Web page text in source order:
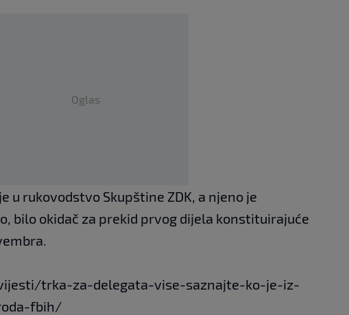
Oglas
u rukovodstvo Skupštine ZDK, a njeno je
bilo okidač za prekid prvog dijela konstituirajuće
trka-za-delegata-vise-saznajte-ko-je-iz-
fbih/